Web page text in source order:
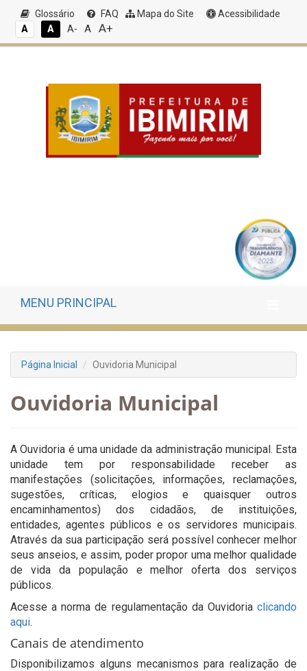
Glossário FAQ Mapa do Site
Acessibilidade
A
A A- A A+
MENU PRINCIPAL
Página Inicial Ouvidoria Municipal
Ouvidoria Municipal
A Ouvidoria é uma unidade da administração municipal. Esta
unidade tem por responsabilidade receber as
manifestações (solicitações, informações, reclamações,
sugestões, críticas, elogios e quaisquer outros
encaminhamentos) dos cidadãos, de instituições,
entidades, agentes públicos e os servidores municipais.
Através da sua participação será possível conhecer melhor
seus anseios, e assim, poder propor uma melhor qualidade
de vida da população e melhor oferta dos serviços
públicos.
Acesse a norma de regulamentação da Ouvidoria clicando
aqui.
Canais de atendimento
Disponibilizamos alguns mecanismos para realização de